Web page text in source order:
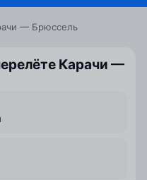
— Брюссель
Карачи —